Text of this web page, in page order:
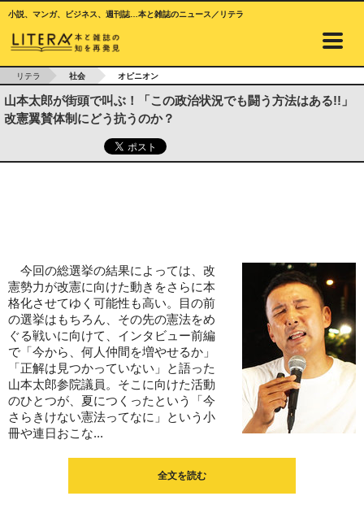
小説、マンガ、ビジネス、週刊誌…本と雑誌のニュース／リテラ
リテラ 社会 オピニオン
山本太郎が街頭で叫ぶ！「この政治状況でも闘う方法はある!!」
改憲翼賛体制にどう抗うのか？
今回の総選挙の結果によっては、改
憲勢力が改憲に向けた動きをさらに本
格化させてゆく可能性も高い。目の前
の選挙はもちろん、その先の憲法をめ
ぐる戦いに向けて、インタビュー前編
で「今から、何人仲間を増やせるか」
「正解は見つかっていない」と語った
山本太郎参院議員。そこに向けた活動
のひとつが、夏につくったという「今
さらきけない憲法ってなに」という小
冊や連日おこな...
全文を読む